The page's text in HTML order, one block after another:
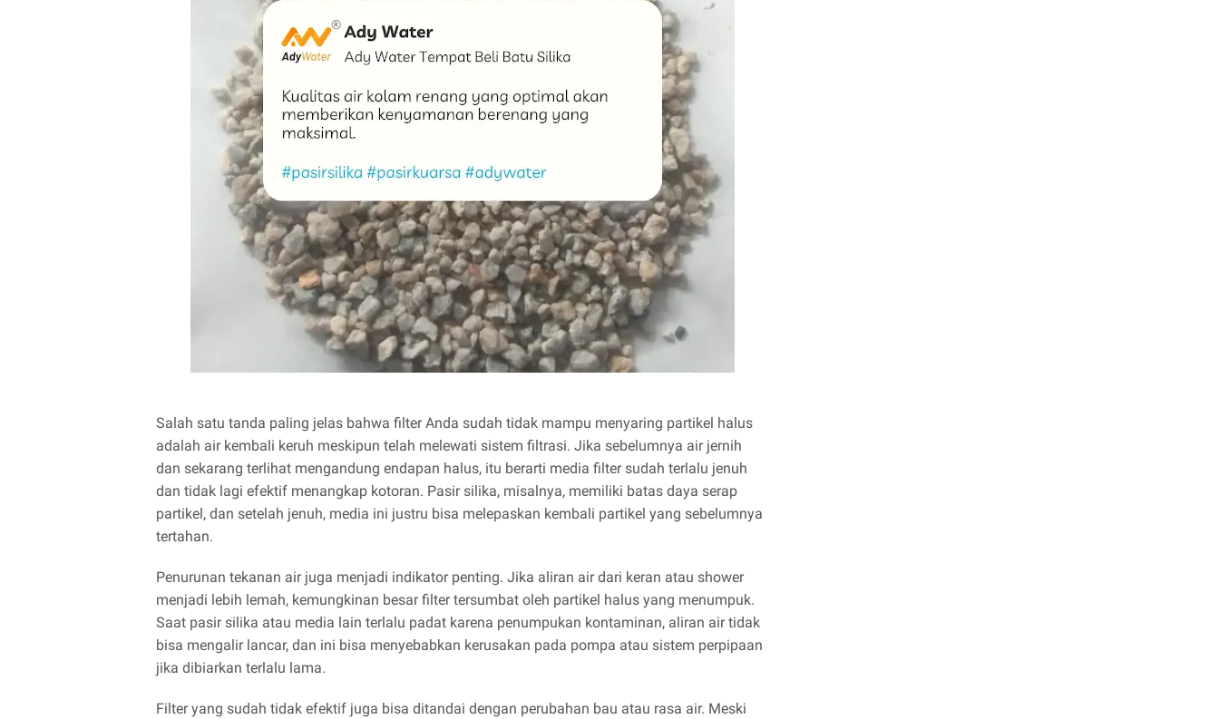
Salah satu tanda paling jelas bahwa filter Anda sudah tidak mampu menyaring partikel halus
adalah air kembali keruh meskipun telah melewati sistem filtrasi. Jika sebelumnya air jernih
dan sekarang terlihat mengandung endapan halus, itu berarti media filter sudah terlalu jenuh
dan tidak lagi efektif menangkap kotoran. Pasir silika, misalnya, memiliki batas daya serap
partikel, dan setelah jenuh, media ini justru bisa melepaskan kembali partikel yang sebelumnya
tertahan.
Penurunan tekanan air juga menjadi indikator penting. Jika aliran air dari keran atau shower
menjadi lebih lemah, kemungkinan besar filter tersumbat oleh partikel halus yang menumpuk.
Saat pasir silika atau media lain terlalu padat karena penumpukan kontaminan, aliran air tidak
bisa mengalir lancar, dan ini bisa menyebabkan kerusakan pada pompa atau sistem perpipaan
jika dibiarkan terlalu lama.
Filter yang sudah tidak efektif juga bisa ditandai dengan perubahan bau atau rasa air. Meski